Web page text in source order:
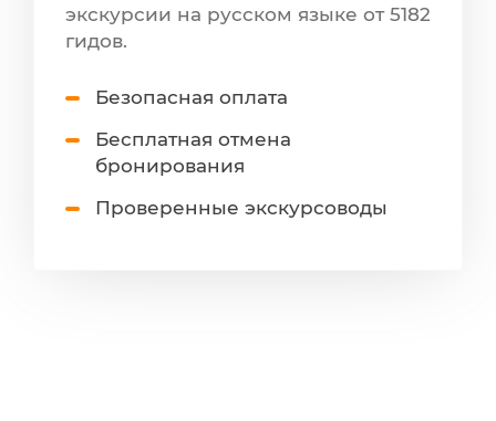
экскурсии на русском языке от 5182
гидов.
Безопасная оплата
Бесплатная отмена
бронирования
Проверенные экскурсоводы